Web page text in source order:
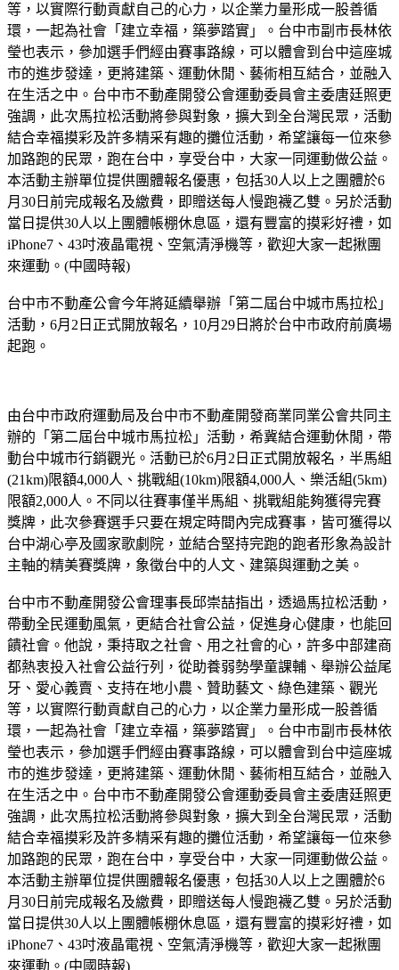
等，以實際行動貢獻自己的心力，以企業力量形成一股善循
環，一起為社會「建立幸福，築夢踏實」。台中市副市長林依
瑩也表示，參加選手們經由賽事路線，可以體會到台中這座城
市的進步發達，更將建築、運動休閒、藝術相互結合，並融入
在生活之中。台中市不動產開發公會運動委員會主委唐廷照更
強調，此次馬拉松活動將參與對象，擴大到全台灣民眾，活動
結合幸福摸彩及許多精采有趣的攤位活動，希望讓每一位來參
加路跑的民眾，跑在台中，享受台中，大家一同運動做公益。
本活動主辦單位提供團體報名優惠，包括30人以上之團體於6
月30日前完成報名及繳費，即贈送每人慢跑襪乙雙。另於活動
當日提供30人以上團體帳棚休息區，還有豐富的摸彩好禮，如
iPhone7、43吋液晶電視、空氣清淨機等，歡迎大家一起揪團
來運動。(中國時報)
台中市不動產公會今年將延續舉辦「第二屆台中城市馬拉松」
活動，6月2日正式開放報名，10月29日將於台中市政府前廣場
起跑。
由台中市政府運動局及台中市不動產開發商業同業公會共同主
辦的「第二屆台中城市馬拉松」活動，希冀結合運動休閒，帶
動台中城市行銷觀光。活動已於6月2日正式開放報名，半馬組
(21km)限額4,000人、挑戰組(10km)限額4,000人、樂活組(5km)
限額2,000人。不同以往賽事僅半馬組、挑戰組能夠獲得完賽
獎牌，此次參賽選手只要在規定時間內完成賽事，皆可獲得以
台中湖心亭及國家歌劇院，並結合堅持完跑的跑者形象為設計
主軸的精美賽獎牌，象徵台中的人文、建築與運動之美。
台中市不動產開發公會理事長邱崇喆指出，透過馬拉松活動，
帶動全民運動風氣，更結合社會公益，促進身心健康，也能回
饋社會。他說，秉持取之社會、用之社會的心，許多中部建商
都熱衷投入社會公益行列，從助養弱勢學童課輔、舉辦公益尾
牙、愛心義賣、支持在地小農、贊助藝文、綠色建築、觀光
等，以實際行動貢獻自己的心力，以企業力量形成一股善循
環，一起為社會「建立幸福，築夢踏實」。台中市副市長林依
瑩也表示，參加選手們經由賽事路線，可以體會到台中這座城
市的進步發達，更將建築、運動休閒、藝術相互結合，並融入
在生活之中。台中市不動產開發公會運動委員會主委唐廷照更
強調，此次馬拉松活動將參與對象，擴大到全台灣民眾，活動
結合幸福摸彩及許多精采有趣的攤位活動，希望讓每一位來參
加路跑的民眾，跑在台中，享受台中，大家一同運動做公益。
本活動主辦單位提供團體報名優惠，包括30人以上之團體於6
月30日前完成報名及繳費，即贈送每人慢跑襪乙雙。另於活動
當日提供30人以上團體帳棚休息區，還有豐富的摸彩好禮，如
iPhone7、43吋液晶電視、空氣清淨機等，歡迎大家一起揪團
來運動。(中國時報)